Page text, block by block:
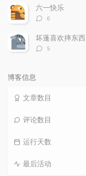
数：
六一快乐
评
数：
6
坏蓬喜欢摔东西
评
5
博客信息
文章数目
评论数目
运行天数
最后活动